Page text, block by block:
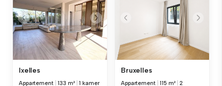
Ixelles
Appartement |133 m² |1 kamer
Bruxelles
Appartement |115 m² |2